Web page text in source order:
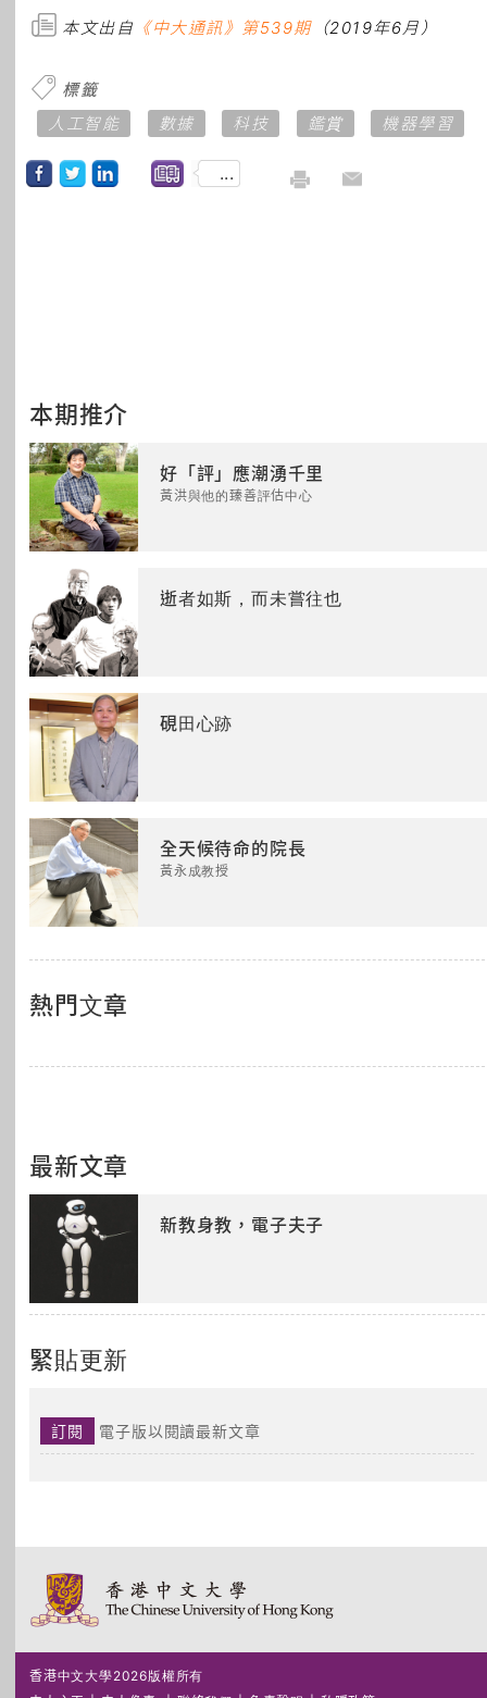
本文出自 《中大通訊》第539期（2019年6月）
標籤
人工智能
數據 科技 鑑賞 機器學習
...
本期推介
好「評」應潮湧千里
黃洪與他的臻善評估中心
逝者如斯，而未嘗往也
硯田心跡
全天候待命的院長
黃永成教授
熱門文章
最新文章
新教身教，電子夫子
緊貼更新
訂閱 電子版以閱讀最新文章
香港中文大學2026版權所有